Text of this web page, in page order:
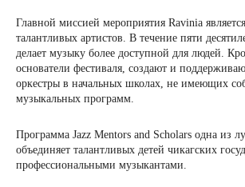
Главной миссией мероприятия Ravinia
талантливых артистов. В течение пяти
делает музыку более доступной для людей.
основатели фестиваля, создают и
оркестры в начальных школах, не имеющих
музыкальных программ.
Программа Jazz Mentors and Scholars одна из
объединяет талантливых детей чикагских
профессиональными музыкантами.